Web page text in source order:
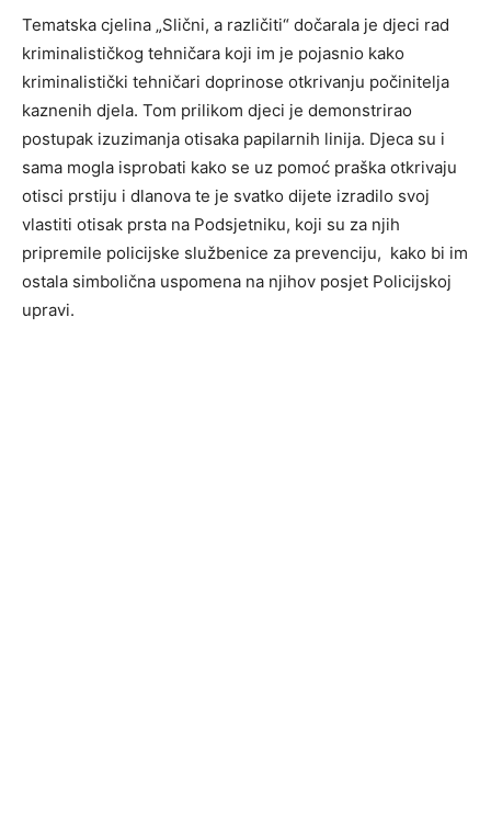
Tematska cjelina „Slični, a različiti“ dočarala je djeci rad
kriminalističkog tehničara koji im je pojasnio kako
kriminalistički tehničari doprinose otkrivanju počinitelja
kaznenih djela. Tom prilikom djeci je demonstrirao
postupak izuzimanja otisaka papilarnih linija. Djeca su i
sama mogla isprobati kako se uz pomoć praška otkrivaju
otisci prstiju i dlanova te je svatko dijete izradilo svoj
vlastiti otisak prsta na Podsjetniku, koji su za njih
pripremile policijske službenice za prevenciju, kako bi im
ostala simbolična uspomena na njihov posjet Policijskoj
upravi.